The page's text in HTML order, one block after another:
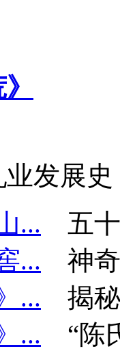
发展史
...
五
...
神
...
揭
...
“陈